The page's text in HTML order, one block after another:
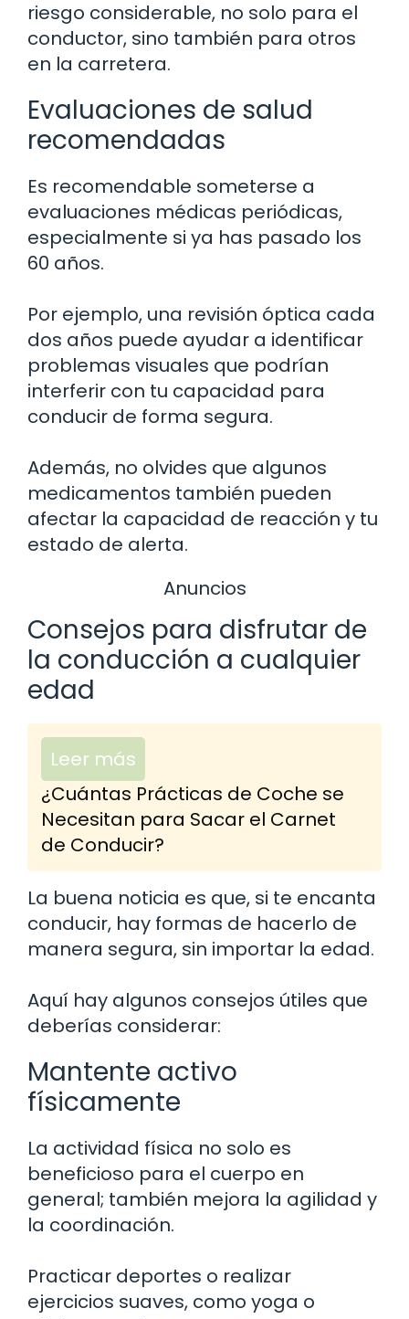
riesgo considerable, no solo para el
conductor, sino también para otros
en la carretera.
Evaluaciones de salud
recomendadas
Es recomendable someterse a
evaluaciones médicas periódicas,
especialmente si ya has pasado los
60 años.
Por ejemplo, una revisión óptica cada
dos años puede ayudar a identificar
problemas visuales que podrían
interferir con tu capacidad para
conducir de forma segura.
Además, no olvides que algunos
medicamentos también pueden
afectar la capacidad de reacción y tu
estado de alerta.
Anuncios
Consejos para disfrutar de
la conducción a cualquier
edad
Leer más
¿Cuántas Prácticas de Coche se
Necesitan para Sacar el Carnet
de Conducir?
La buena noticia es que, si te encanta
conducir, hay formas de hacerlo de
manera segura, sin importar la edad.
Aquí hay algunos consejos útiles que
deberías considerar:
Mantente activo
físicamente
La actividad física no solo es
beneficioso para el cuerpo en
general; también mejora la agilidad y
la coordinación.
Practicar deportes o realizar
ejercicios suaves, como yoga o